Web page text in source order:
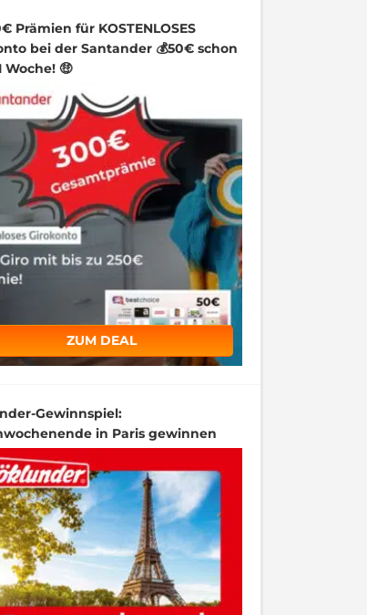
Prämien für KOSTENLOSES
bei der Santander 💰50€ schon
Woche! 🤑
ZUM DEAL
Gewinnspiel:
in Paris gewinnen